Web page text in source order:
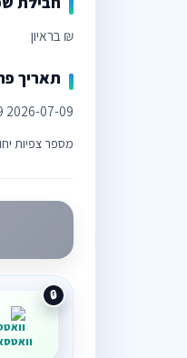
₪ בראיון
תאריך
2026-07-09 09:26:59
מספר צפיות